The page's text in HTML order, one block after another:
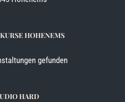
HOHENEMS
gefunden
HARD